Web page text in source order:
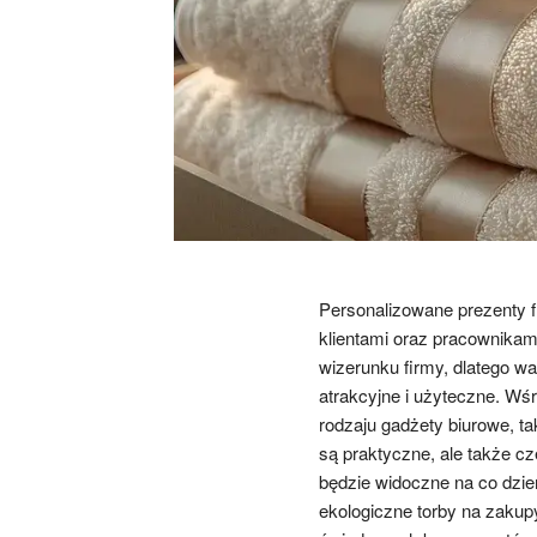
Personalizowane prezenty
klientami oraz
wizerunku firmy, dlatego
atrakcyjne i użyteczne.
rodzaju gadżety biurowe,
są praktyczne, ale także
będzie widoczne na co
ekologiczne torby na